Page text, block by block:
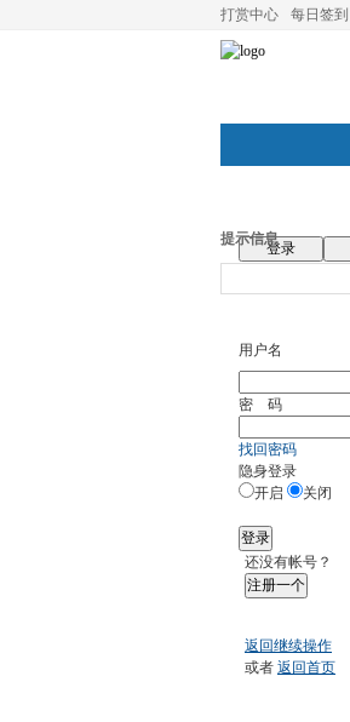
打赏中心 每日签到
论坛首页
登录
提示信息
用户名
密 码
找回密码
隐身登录
开启
关闭
登录
还没有帐号？
注册一个
返回继续操作
或者 返回首页